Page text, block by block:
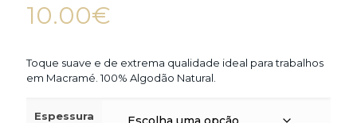
10.00€
Toque suave e de extrema qualidade ideal para trabalhos
em Macramé. 100% Algodão Natural.
Espessura